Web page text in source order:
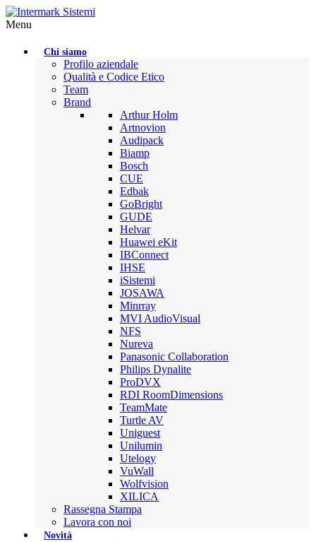
Menu
Chi siamo
Profilo aziendale
Qualità e Codice Etico
Team
Brand
Arthur Holm
Artnovion
Audipack
Biamp
Bosch
CUE
Edbak
GoBright
GUDE
Helvar
Huawei eKit
IBConnect
IHSE
iSistemi
JOSAWA
Minrray
MVI AudioVisual
NFS
Nureva
Panasonic Collaboration
Philips Dynalite
ProDVX
RDI RoomDimensions
TeamMate
Turtle AV
Uniguest
Unilumin
Utelogy
VuWall
Wolfvision
XILICA
Rassegna Stampa
Lavora con noi
Novità